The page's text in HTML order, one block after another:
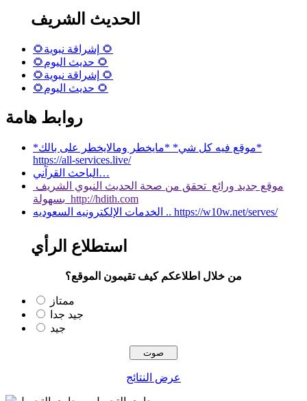
الحديث الشريف
🌻إشراقة نبوية 🌻
🌻حديث اليوم 🌻
🌻إشراقة نبوية 🌻
🌻حديث اليوم 🌻
روابط هامة
*موقع فيه كل شي* *مايخطر ومالايخطر على بالك*
https://all-services.live/
الباحث القرآني…
موقع جديد ورائع تحقق من صحة الحديث النبوي الشريف
بسهولة http://hdith.com
الخدمات الإلكترونيه السعوديه .. https://w10w.net/serves/
استطلاع الرأي
من خلال اطلاعكم كيف تقيمون الموقع؟
ممتاز
جيد جدا
جيد
عرض النتائج